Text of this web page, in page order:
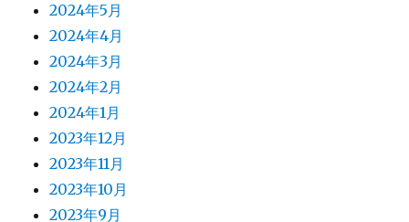
2024年5月
2024年4月
2024年3月
2024年2月
2024年1月
2023年12月
2023年11月
2023年10月
2023年9月